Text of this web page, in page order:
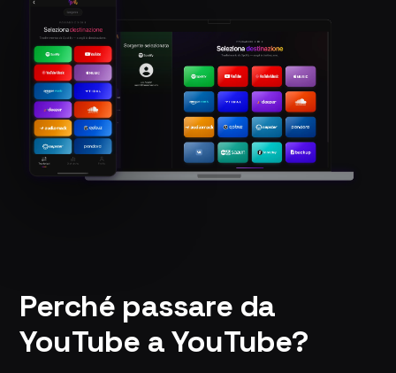
Perché passare da
YouTube a YouTube?